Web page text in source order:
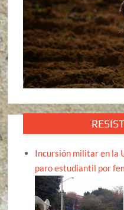
Incursión militar en la
paro estudiantil por